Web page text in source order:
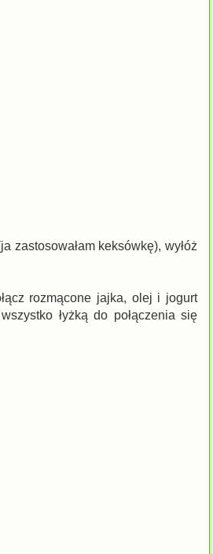
zastosowałam keksówkę), wyłóż
rozmącone jajka, olej i jogurt
łyżką do połączenia się